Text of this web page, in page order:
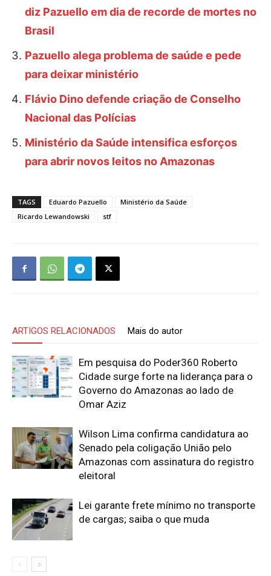
diz Pazuello em dia de recorde de mortes no
Brasil
Pazuello alega problema de saúde e pede
para deixar ministério
Flávio Dino defende criação de Conselho
Nacional das Polícias
Ministério da Saúde intensifica esforços
para abrir novos leitos no Amazonas
TAGS Eduardo Pazuello
Ministério da Saúde
Ricardo Lewandowski
stf
ARTIGOS RELACIONADOS Mais do autor
Em pesquisa do Poder360 Roberto
Cidade surge forte na liderança para o
Governo do Amazonas ao lado de
Omar Aziz
Wilson Lima confirma candidatura ao
Senado pela coligação União pelo
Amazonas com assinatura do registro
eleitoral
Lei garante frete mínimo no transporte
de cargas; saiba o que muda